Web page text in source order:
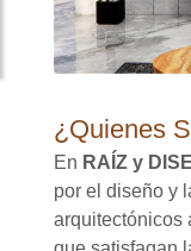
¿Quienes
En RAÍZ y
por el diseño y
arquitectónicos